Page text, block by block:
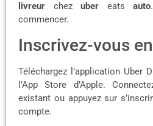
livreur chez uber eats auto
commencer.
Inscrivez-vous
Téléchargez l’application Uber
l’App Store d’Apple.
existant ou appuyez sur
compte.